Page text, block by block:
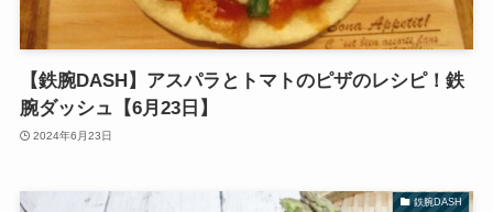
【鉄腕DASH】アスパラとトマトのピザのレシピ！鉄
腕ダッシュ【6月23日】
2024年6月23日
鉄腕DASH